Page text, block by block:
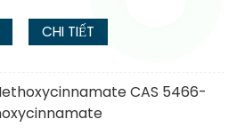
CHI TIẾT